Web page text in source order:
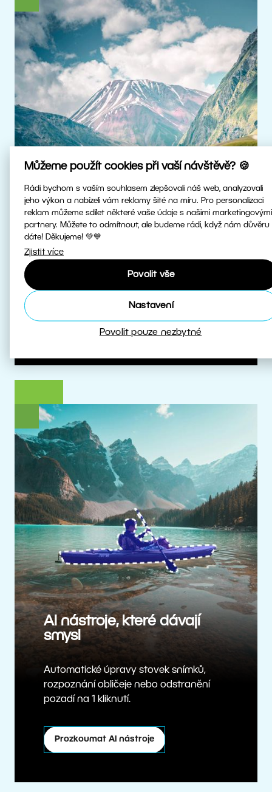
Můžeme použít cookies při vaší návštěvě? 🍪
Rádi bychom s vaším souhlasem zlepšovali náš web, analyzovali
jeho výkon a nabízeli vám reklamy šité na míru. Pro personalizaci
reklam můžeme sdílet některé vaše údaje s našimi marketingovými
partnery. Můžete to odmítnout, ale budeme rádi, když nám důvěru
dáte! Děkujeme! 💚💙
Zjistit více
Povolit vše
Nastavení
Povolit pouze nezbytné
Skutečné HDR
Upravujte HDR fotky v nejvyšší kvalitě.
Patříme mezi první fotoeditory na světě,
Více o HDR
AI nástroje, které dávají
smysl
Automatické úpravy stovek snímků,
rozpoznání obličeje nebo odstranění
pozadí na 1 kliknutí.
Prozkoumat AI nástroje